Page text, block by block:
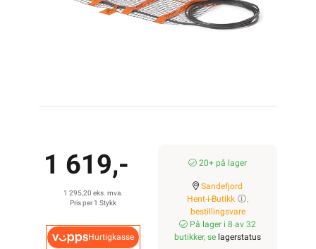
1 619,-
1 295,20 eks. mva.
Pris per 1 Stykk
Hurtigkasse
20+ på lager
Sandefjord
Hent-i-Butikk
,
bestillingsvare
På lager i 8 av 32
butikker, se lagerstatus